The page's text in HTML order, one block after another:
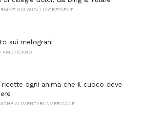
SUGLI INGREDIENTI
sui melograni
AMERICANO
ricette ogni anima che il cuoco deve
ALIMENTARI AMERICANE